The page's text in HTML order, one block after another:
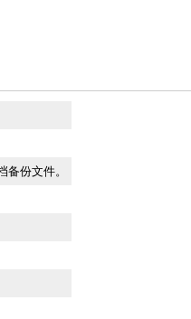
备份文件。